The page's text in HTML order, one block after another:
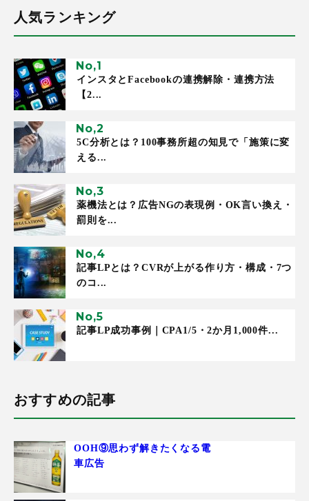
人気ランキング
インスタとFacebookの連携解除・連携方法
【2...
5C分析とは？100事務所超の知見で「施策に変
える...
薬機法とは？広告NGの表現例・OK言い換え・
罰則を...
記事LPとは？CVRが上がる作り方・構成・7つ
のコ...
記事LP成功事例｜CPA1/5・2か月1,000件...
おすすめの記事
OOH⑨思わず解きたくなる電
車広告